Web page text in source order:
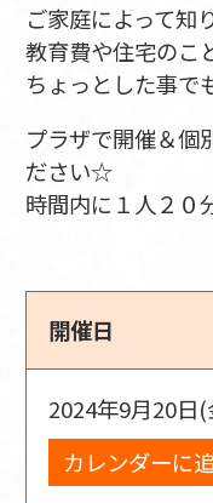
ご家庭によって知
教育費や住宅のこ
ちょっとした事で
プラザで開催＆個
ださい☆
時間内に１人２０
開催日
2024年9月20日(
カレンダーに